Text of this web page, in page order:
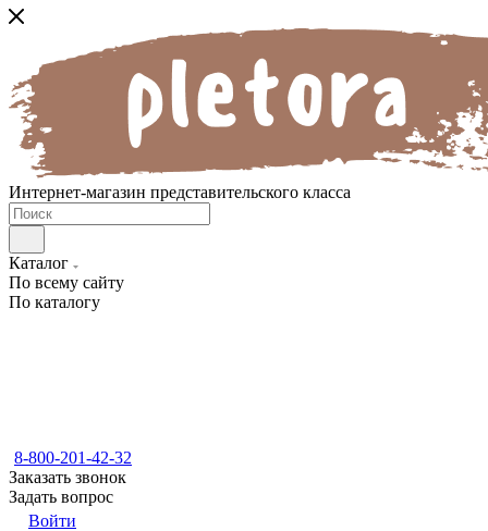
Интернет-магазин представительского класса
Каталог
По всему сайту
По каталогу
8-800-201-42-32
Заказать звонок
Задать вопрос
Войти